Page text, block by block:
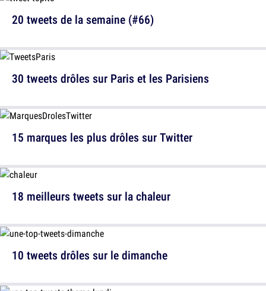
30 tweets drôles sur Paris et les Parisiens
18 meilleurs tweets sur la chaleur
20 tweets de la semaine (#66)
15 marques les plus drôles sur Twitter
10 tweets drôles sur le dimanche